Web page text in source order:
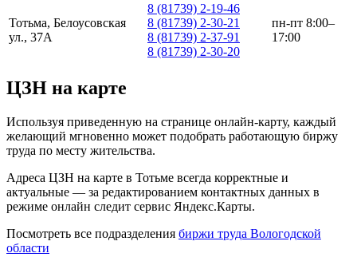
Тотьма, Белоусовская
ул., 37А
8 (81739) 2-19-46
8 (81739) 2-30-21
8 (81739) 2-37-91
8 (81739) 2-30-20
пн-пт 8:00–
17:00
ЦЗН на карте
Используя приведенную на странице онлайн-карту, каждый
желающий мгновенно может подобрать работающую биржу
труда по месту жительства.
Адреса ЦЗН на карте в Тотьме всегда корректные и
актуальные — за редактированием контактных данных в
режиме онлайн следит сервис Яндекс.Карты.
Посмотреть все подразделения биржи труда Вологодской
области